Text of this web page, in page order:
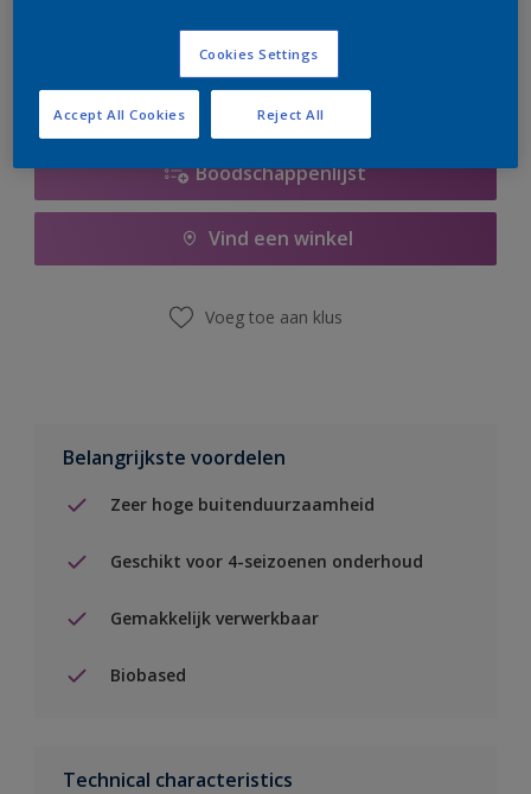
Boodschappenlijst
Vind een winkel
Voeg toe aan klus
Belangrijkste voordelen
Zeer hoge buitenduurzaamheid
Geschikt voor 4-seizoenen onderhoud
Gemakkelijk verwerkbaar
Biobased
Technical characteristics
Cookies Settings
Reject All
Accept All Cookies